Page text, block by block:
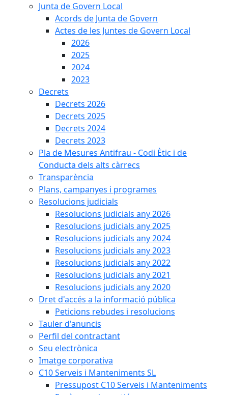
Junta de Govern Local
Acords de Junta de Govern
Actes de les Juntes de Govern Local
2026
2025
2024
2023
Decrets
Decrets 2026
Decrets 2025
Decrets 2024
Decrets 2023
Pla de Mesures Antifrau - Codi Ètic i de
Conducta dels alts càrrecs
Transparència
Plans, campanyes i programes
Resolucions judicials
Resolucions judicials any 2026
Resolucions judicials any 2025
Resolucions judicials any 2024
Resolucions judicials any 2023
Resolucions judicials any 2022
Resolucions judicials any 2021
Resolucions judicials any 2020
Dret d'accés a la informació pública
Peticions rebudes i resolucions
Tauler d'anuncis
Perfil del contractant
Seu electrònica
Imatge corporativa
C10 Serveis i Manteniments SL
Pressupost C10 Serveis i Manteniments